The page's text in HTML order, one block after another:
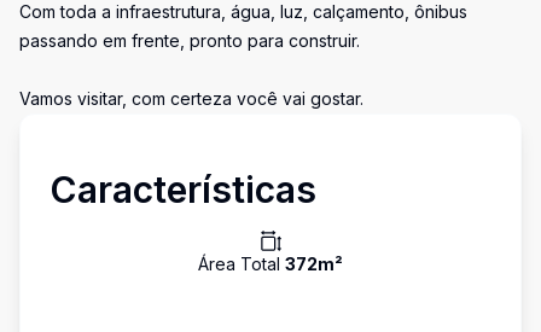
Com toda a infraestrutura, água, luz, calçamento, ônibus
passando em frente, pronto para construir.
Vamos visitar, com certeza você vai gostar.
Características
Área Total 372m²